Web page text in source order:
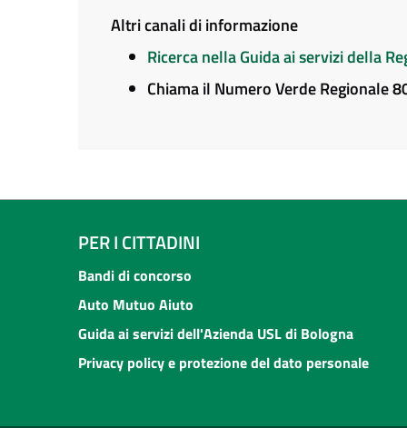
Altri canali di informazione
Ricerca nella Guida ai servizi della
Chiama il Numero Verde Regionale
PER I CITTADINI
Bandi di concorso
Auto Mutuo Aiuto
Guida ai servizi dell'Azienda USL di Bologna
Privacy policy e protezione del dato personale